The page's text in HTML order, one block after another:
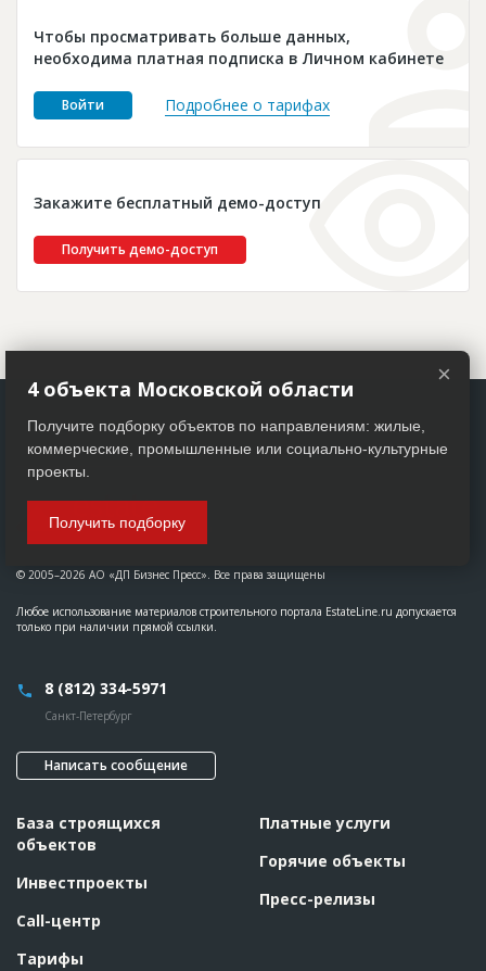
Платные услуги
Пресс-релизы
Чтобы просматривать больше данных,
необходима платная подписка в Личном кабинете
Войти Подробнее о тарифах
Закажите бесплатный демо-доступ
Получить демо-доступ
© 2005–2026 АО «ДП Бизнес Пресс». Все права защищены
Любое использование материалов строительного портала EstateLine.ru допускается
только при наличии прямой ссылки.
8 (812) 334-5971
Санкт-Петербург
Написать сообщение
База строящихся
объектов
Инвестпроекты
Call-центр
Тарифы
Платные услуги
Горячие объекты
Пресс-релизы
×
4 объекта Московской области
Получите подборку объектов по направлениям: жилые,
коммерческие, промышленные или социально-культурные
проекты.
Получить подборку